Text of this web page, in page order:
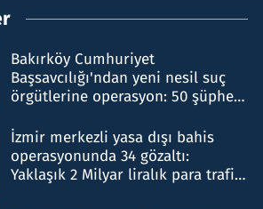
Bakırköy Cumhuriyet
Başsavcılığı'ndan yeni nesil suç
örgütlerine operasyon: 50 şüpheli
İzmir merkezli yasa dışı bahis
operasyonunda 34 gözaltı:
Yaklaşık 2 Milyar liralık para trafiği